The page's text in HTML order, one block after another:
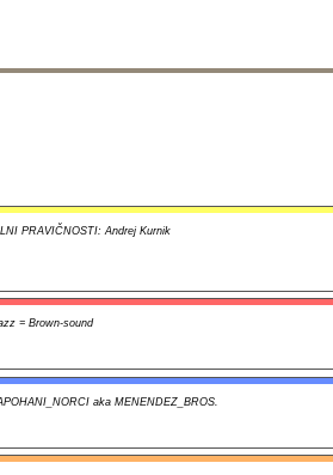
PRAVIČNOSTI: Andrej Kurnik
= Brown-sound
aka MENENDEZ_BROS.